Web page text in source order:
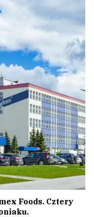
Foods. Cztery